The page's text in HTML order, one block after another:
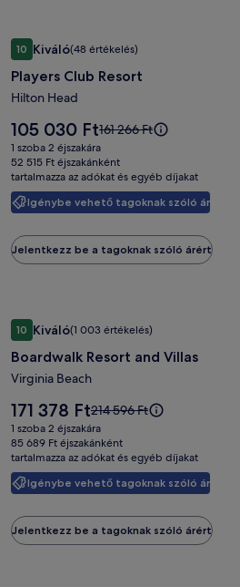
Players
Club
Resort
képgalériája
1010 ennyiből: 8.8, Kiváló, (48 értékelés)
Kiváló(48 értékelés)
Players Club Resort
Hilton Head
Igénybe vehető tagoknak szóló ár
Az
ár
105 030 Ft
105 030 FtAz
ár
161 266 Ft
volt,
lásd
a
információkat
a
161 266 Ft
1 szoba 2 éjszakára
52 515 Ft éjszakánként
tartalmazza az adókat és egyéb díjakat
Players Club Resort
Jelentkezz be a tagoknak szóló árért
Boardwalk
Resort
and
Villas
képgalériája
1010 ennyiből: 8.8, Kiváló, (1 003 értékelés)
Kiváló(1 003 értékelés)
Boardwalk Resort and Villas
Virginia Beach
Igénybe vehető tagoknak szóló ár
Az
ár
171 378 Ft
171 378 FtAz
ár
214 596 Ft
volt,
lásd
a
információkat
a
214 596 Ft
1 szoba 2 éjszakára
85 689 Ft éjszakánként
tartalmazza az adókat és egyéb díjakat
Boardwalk Resort and Villas
Jelentkezz be a tagoknak szóló árért